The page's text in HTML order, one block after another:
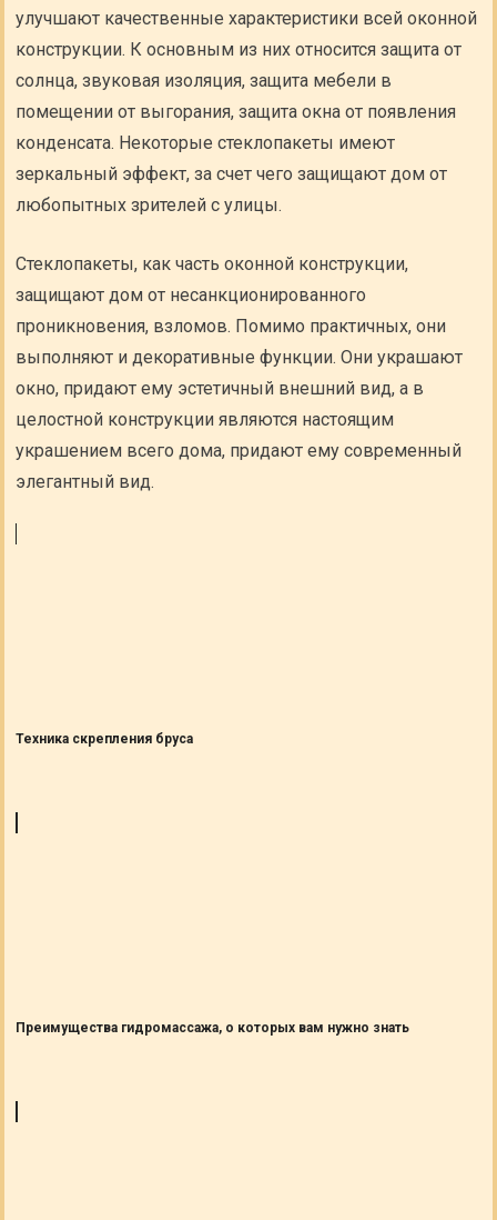
улучшают качественные характеристики всей оконной
конструкции. К основным из них относится защита от
солнца, звуковая изоляция, защита мебели в
помещении от выгорания, защита окна от появления
конденсата. Некоторые стеклопакеты имеют
зеркальный эффект, за счет чего защищают дом от
любопытных зрителей с улицы.
Стеклопакеты, как часть оконной конструкции,
защищают дом от несанкционированного
проникновения, взломов. Помимо практичных, они
выполняют и декоративные функции. Они украшают
окно, придают ему эстетичный внешний вид, а в
целостной конструкции являются настоящим
украшением всего дома, придают ему современный
элегантный вид.
Техника скрепления бруса
Преимущества гидромассажа, о которых вам нужно знать